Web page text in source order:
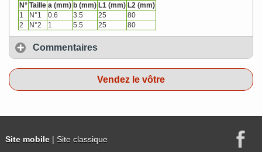
N° Taille a (mm) b (mm) L1 (mm) L2 (mm)
1
N°1 0.6 3.5 25
80
2
N°2 1 5.5 25 80
Commentaires
Vendez le vôtre
Site mobile| Site classique